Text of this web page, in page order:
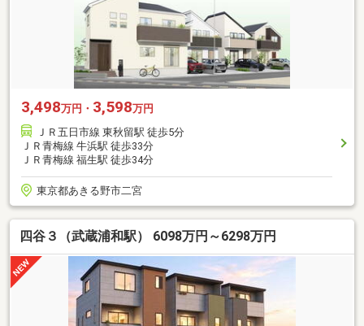
3,498万円・ 3,598万円
ＪＲ五日市線 東秋留駅 徒歩5分
ＪＲ青梅線 牛浜駅 徒歩33分
ＪＲ青梅線 福生駅 徒歩34分
東京都あきる野市二宮
四谷３（武蔵浦和駅） 6098万円～6298万円